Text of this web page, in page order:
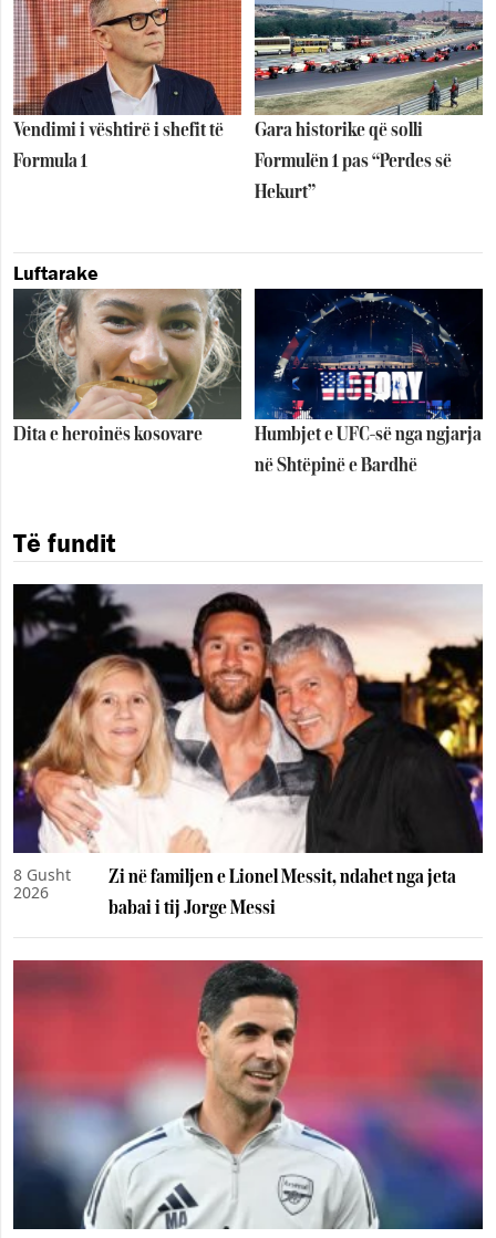
Vendimi i vështirë i shefit të
Formula 1
Gara historike që solli
Formulën 1 pas “Perdes së
Hekurt”
Luftarake
Dita e heroinës kosovare
Humbjet e UFC-së nga ngjarja
në Shtëpinë e Bardhë
Të fundit
8 Gusht
2026
Zi në familjen e Lionel Messit, ndahet nga jeta
babai i tij Jorge Messi